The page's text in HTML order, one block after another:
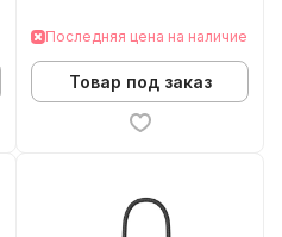
Последняя цена на наличие
Товар под заказ